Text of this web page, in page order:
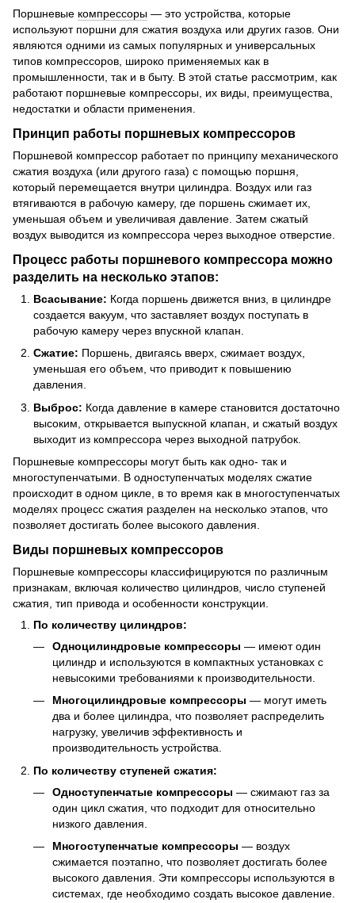
Поршневые компрессоры — это устройства, которые
используют поршни для сжатия воздуха или других газов. Они
являются одними из самых популярных и универсальных
типов компрессоров, широко применяемых как в
промышленности, так и в быту. В этой статье рассмотрим, как
работают поршневые компрессоры, их виды, преимущества,
недостатки и области применения.
Принцип работы поршневых компрессоров
Поршневой компрессор работает по принципу механического
сжатия воздуха (или другого газа) с помощью поршня,
который перемещается внутри цилиндра. Воздух или газ
втягиваются в рабочую камеру, где поршень сжимает их,
уменьшая объем и увеличивая давление. Затем сжатый
воздух выводится из компрессора через выходное отверстие.
Процесс работы поршневого компрессора можно
разделить на несколько этапов:
Всасывание: Когда поршень движется вниз, в цилиндре
создается вакуум, что заставляет воздух поступать в
рабочую камеру через впускной клапан.
Сжатие: Поршень, двигаясь вверх, сжимает воздух,
уменьшая его объем, что приводит к повышению
давления.
Выброс: Когда давление в камере становится достаточно
высоким, открывается выпускной клапан, и сжатый воздух
выходит из компрессора через выходной патрубок.
Поршневые компрессоры могут быть как одно- так и
многоступенчатыми. В одноступенчатых моделях сжатие
происходит в одном цикле, в то время как в многоступенчатых
моделях процесс сжатия разделен на несколько этапов, что
позволяет достигать более высокого давления.
Виды поршневых компрессоров
Поршневые компрессоры классифицируются по различным
признакам, включая количество цилиндров, число ступеней
сжатия, тип привода и особенности конструкции.
По количеству цилиндров:
Одноцилиндровые компрессоры — имеют один
цилиндр и используются в компактных установках с
невысокими требованиями к производительности.
Многоцилиндровые компрессоры — могут иметь
два и более цилиндра, что позволяет распределить
нагрузку, увеличив эффективность и
производительность устройства.
По количеству ступеней сжатия:
Одноступенчатые компрессоры — сжимают газ за
один цикл сжатия, что подходит для относительно
низкого давления.
Многоступенчатые компрессоры — воздух
сжимается поэтапно, что позволяет достигать более
высокого давления. Эти компрессоры используются в
системах, где необходимо создать высокое давление.